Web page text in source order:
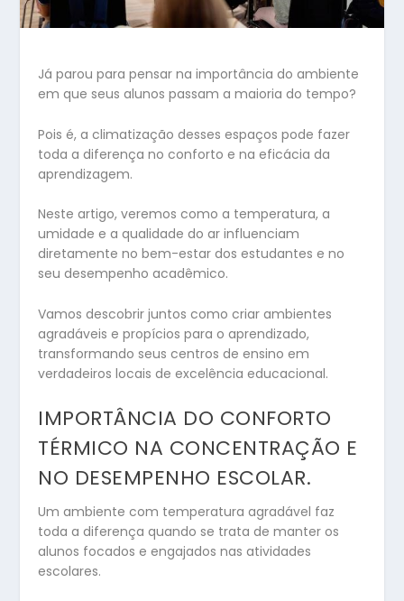
Já parou para pensar na importância do ambiente
em que seus alunos passam a maioria do tempo?
Pois é, a climatização desses espaços pode fazer
toda a diferença no conforto e na eficácia da
aprendizagem.
Neste artigo, veremos como a temperatura, a
umidade e a qualidade do ar influenciam
diretamente no bem-estar dos estudantes e no
seu desempenho acadêmico.
Vamos descobrir juntos como criar ambientes
agradáveis e propícios para o aprendizado,
transformando seus centros de ensino em
verdadeiros locais de excelência educacional.
IMPORTÂNCIA DO CONFORTO
TÉRMICO NA CONCENTRAÇÃO E
NO DESEMPENHO ESCOLAR.
Um ambiente com temperatura agradável faz
toda a diferença quando se trata de manter os
alunos focados e engajados nas atividades
escolares.